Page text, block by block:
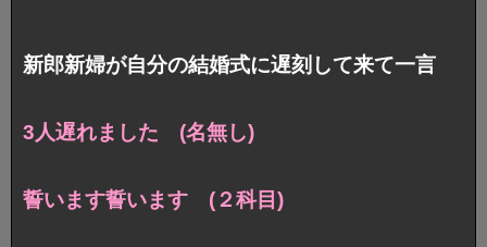
新郎新婦が自分の結婚式に遅刻して来て一言
3人遅れました (名無し)
誓います誓います (２科目)